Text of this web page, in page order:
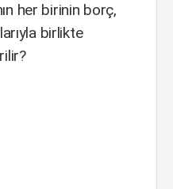
her birinin borç,
birlikte